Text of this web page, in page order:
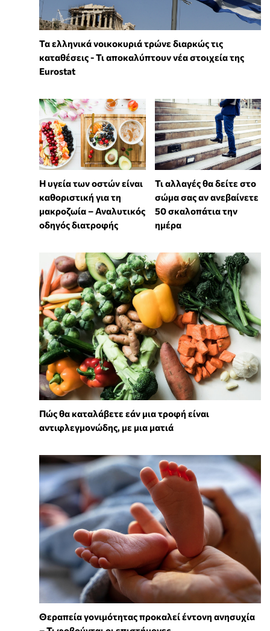
Τα ελληνικά νοικοκυριά τρώνε διαρκώς τις
καταθέσεις - Τι αποκαλύπτουν νέα στοιχεία της
Eurostat
Η υγεία των οστών είναι
καθοριστική για τη
μακροζωία – Αναλυτικός
οδηγός διατροφής
Τι αλλαγές θα δείτε στο
σώμα σας αν ανεβαίνετε
50 σκαλοπάτια την
ημέρα
Πώς θα καταλάβετε εάν μια τροφή είναι
αντιφλεγμονώδης, με μια ματιά
Θεραπεία γονιμότητας προκαλεί έντονη ανησυχία